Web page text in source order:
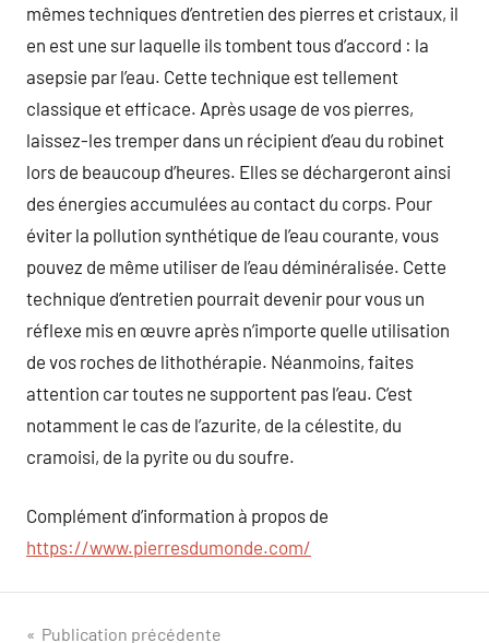
mêmes techniques d’entretien des pierres et cristaux, il
en est une sur laquelle ils tombent tous d’accord : la
asepsie par l’eau. Cette technique est tellement
classique et efficace. Après usage de vos pierres,
laissez-les tremper dans un récipient d’eau du robinet
lors de beaucoup d’heures. Elles se déchargeront ainsi
des énergies accumulées au contact du corps. Pour
éviter la pollution synthétique de l’eau courante, vous
pouvez de même utiliser de l’eau déminéralisée. Cette
technique d’entretien pourrait devenir pour vous un
réflexe mis en œuvre après n’importe quelle utilisation
de vos roches de lithothérapie. Néanmoins, faites
attention car toutes ne supportent pas l’eau. C’est
notamment le cas de l’azurite, de la célestite, du
cramoisi, de la pyrite ou du soufre.
Complément d’information à propos de
https://www.pierresdumonde.com/
Publication précédente